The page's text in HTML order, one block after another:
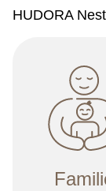
HUDORA